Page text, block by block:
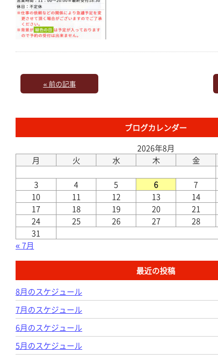
« 前の記事
ブログカレンダー
2026年8月
月
火 水 木 金
3 4 5 6
7
10
11 12 13
14
17
18 19 20
21
24
25 26 27
28
31
« 7月
最近の投稿
8月のスケジュール
7月のスケジュール
6月のスケジュール
5月のスケジュール